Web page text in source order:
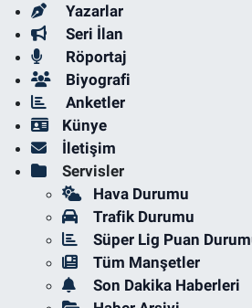
Yazarlar
Seri İlan
Röportaj
Biyografi
Anketler
Künye
İletişim
Servisler
Hava Durumu
Trafik Durumu
Süper Lig Puan
Tüm Manşetler
Son Dakika Haberleri